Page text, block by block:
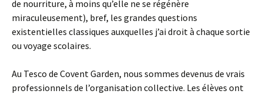
de nourriture, à moins qu’elle ne se régénère
miraculeusement), bref, les grandes questions
existentielles classiques auxquelles j’ai droit à chaque sortie
ou voyage scolaires.
Au Tesco de Covent Garden, nous sommes devenus de vrais
professionnels de l’organisation collective. Les élèves ont